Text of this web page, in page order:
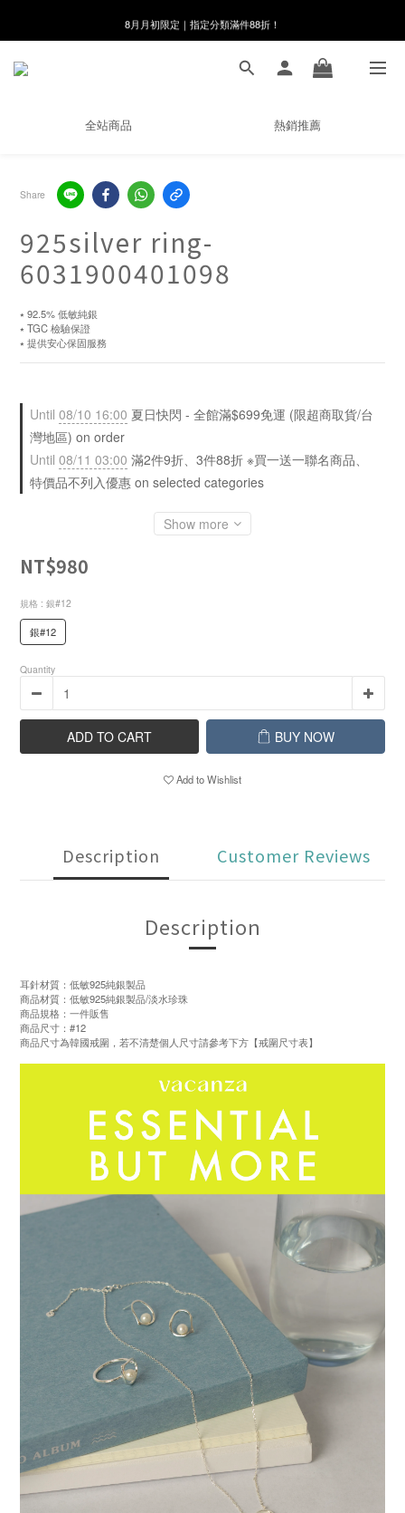
8月月初限定｜指定分類滿件88折！
8月月初限定｜指定分類滿件88折！
全站商品 熱銷推薦
Share
925silver ring-
6031900401098
⭑ 92.5% 低敏純銀
⭑ TGC 檢驗保證
⭑ 提供安心保固服務
Until 08/10 16:00 夏日快閃 - 全館滿$699免運 (限超商取貨/台
灣地區) on order
Until 08/11 03:00 滿2件9折、3件88折 ※買一送一聯名商品、
特價品不列入優惠 on selected categories
Show more
NT$980
規格 : 銀#12
銀#12
Quantity
ADD TO CART BUY NOW
Add to Wishlist
Description Customer Reviews
Description
耳針材質：低敏925純銀製品
商品材質：低敏925純銀製品/淡水珍珠
商品規格：一件販售
商品尺寸：#12
商品尺寸為韓國戒圍，若不清楚個人尺寸請參考下方【戒圍尺寸表】